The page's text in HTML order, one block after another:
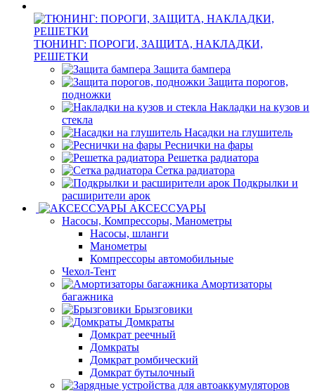
ТЮНИНГ: ПОРОГИ, ЗАЩИТА, НАКЛАДКИ,
РЕШЕТКИ
Защита бампера
Защита порогов,
подножки
Накладки на кузов и
стекла
Насадки на глушитель
Реснички на фары
Решетка радиатора
Сетка радиатора
Подкрылки и
расширители арок
АКСЕССУАРЫ
Насосы, Компрессоры, Манометры
Насосы, шланги
Манометры
Компрессоры автомобильные
Чехол-Тент
Амортизаторы
багажника
Брызговики
Домкраты
Домкрат реечный
Домкраты
Домкрат ромбический
Домкрат бутылочный